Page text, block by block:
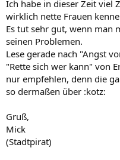
Ich habe in dieser Zeit viel
wirklich nette Frauen
Es tut sehr gut, wenn man
seinen Problemen.
Lese gerade nach "Angst
"Rette sich wer kann" von
nur empfehlen, denn die
so dermaßen über :kotz:
Gruß,
Mick
(Stadtpirat)